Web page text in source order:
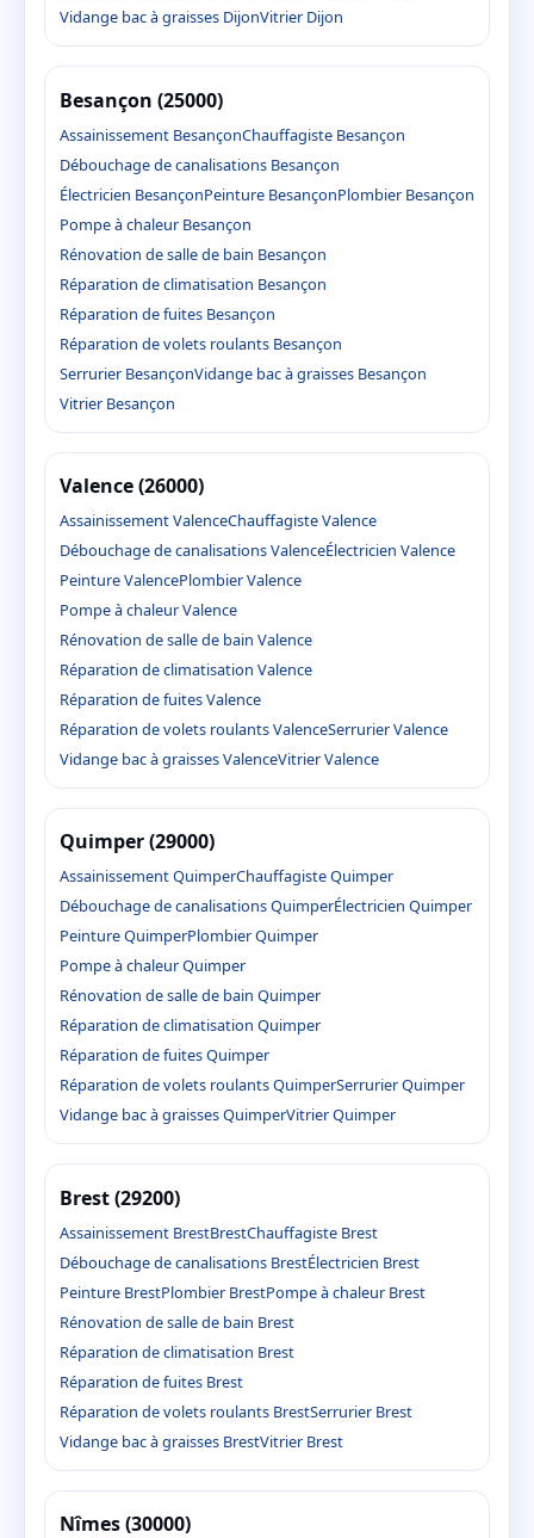
Vidange bac à graisses DijonVitrier Dijon
Besançon (25000)
Assainissement BesançonChauffagiste Besançon
Débouchage de canalisations Besançon
Électricien BesançonPeinture BesançonPlombier Besançon
Pompe à chaleur Besançon
Rénovation de salle de bain Besançon
Réparation de climatisation Besançon
Réparation de fuites Besançon
Réparation de volets roulants Besançon
Serrurier BesançonVidange bac à graisses Besançon
Vitrier Besançon
Valence (26000)
Assainissement ValenceChauffagiste Valence
Débouchage de canalisations ValenceÉlectricien Valence
Peinture ValencePlombier Valence
Pompe à chaleur Valence
Rénovation de salle de bain Valence
Réparation de climatisation Valence
Réparation de fuites Valence
Réparation de volets roulants ValenceSerrurier Valence
Vidange bac à graisses ValenceVitrier Valence
Quimper (29000)
Assainissement QuimperChauffagiste Quimper
Débouchage de canalisations QuimperÉlectricien Quimper
Peinture QuimperPlombier Quimper
Pompe à chaleur Quimper
Rénovation de salle de bain Quimper
Réparation de climatisation Quimper
Réparation de fuites Quimper
Réparation de volets roulants QuimperSerrurier Quimper
Vidange bac à graisses QuimperVitrier Quimper
Brest (29200)
Assainissement BrestBrestChauffagiste Brest
Débouchage de canalisations BrestÉlectricien Brest
Peinture BrestPlombier BrestPompe à chaleur Brest
Rénovation de salle de bain Brest
Réparation de climatisation Brest
Réparation de fuites Brest
Réparation de volets roulants BrestSerrurier Brest
Vidange bac à graisses BrestVitrier Brest
Nîmes (30000)